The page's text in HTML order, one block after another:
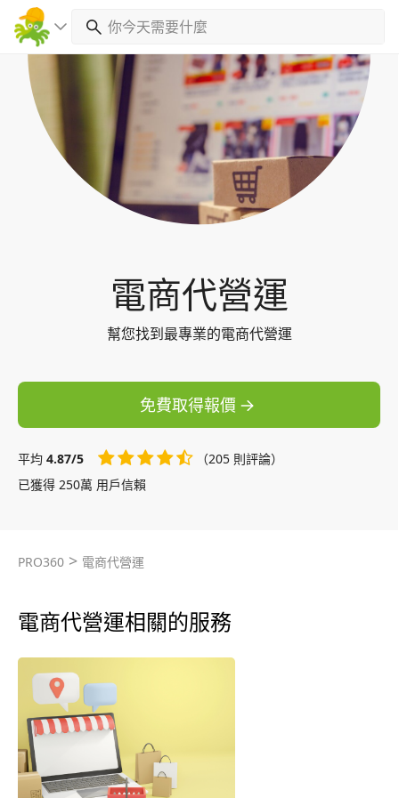
電商代營運
幫您找到最專業的電商代營運
免費取得報價
平均 4.87/5
（205 則評論）
已獲得 250萬 用戶信賴
PRO360 > 電商代營運
電商代營運相關的服務